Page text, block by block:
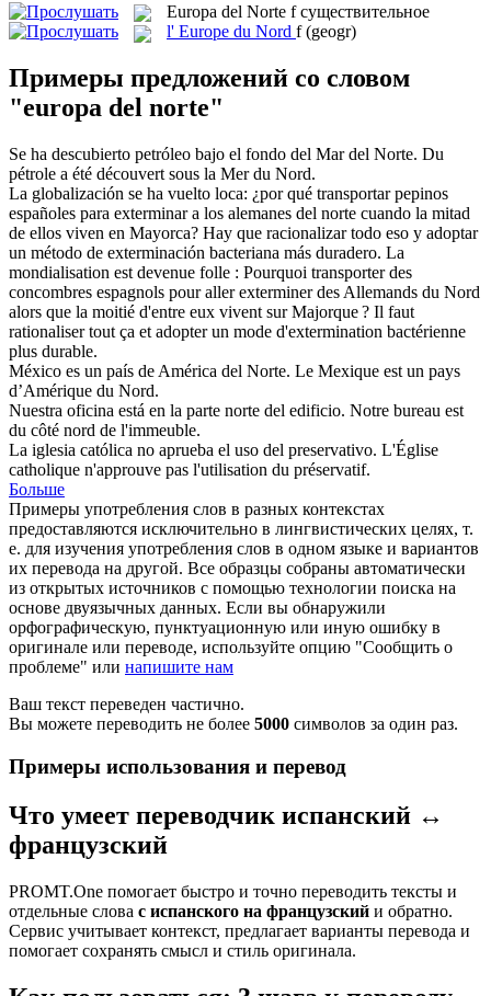
Europa del Norte f существительное
l' Europe du Nord f (geogr)
Примеры предложений со словом
"europa del norte"
Se ha descubierto petróleo bajo el fondo del Mardel Norte. Du
pétrole a été découvert sous la Merdu Nord.
La globalización se ha vuelto loca: ¿por qué transportar pepinos
españoles para exterminar a los alemanes del norte cuando la mitad
de ellos viven en Mayorca? Hay que racionalizar todo eso y adoptar
un método de exterminación bacteriana más duradero. La
mondialisation est devenue folle : Pourquoi transporterdes
concombres espagnols pour aller exterminer des Allemands du Nord
alors que la moitié d'entre eux vivent sur Majorque ? Il faut
rationaliser tout ça et adopter un mode d'extermination bactérienne
plus durable.
México es un país de América del Norte. Le Mexique est un pays
d’Amérique du Nord.
Nuestra oficina está en la parte norte del edificio. Notre bureau est
du côté nord de l'immeuble.
La iglesia católica no aprueba el uso del preservativo. L'Église
catholique n'approuve pas l'utilisation du préservatif.
Больше
Примеры употребления слов в разных контекстах
предоставляются исключительно в лингвистических целях, т.
е. для изучения употребления слов в одном языке и вариантов
их перевода на другой. Все образцы собраны автоматически
из открытых источников с помощью технологии поиска на
основе двуязычных данных. Если вы обнаружили
орфографическую, пунктуационную или иную ошибку в
оригинале или переводе, используйте опцию "Сообщить о
проблеме" или напишите нам
Ваш текст переведен частично.
Вы можете переводить не более 5000 символов за один раз.
Примеры использования и перевод
Что умеет переводчик испанский ↔
французский
PROMT.One помогает быстро и точно переводить тексты и
отдельные слова с испанского на французский и обратно.
Сервис учитывает контекст, предлагает варианты перевода и
помогает сохранять смысл и стиль оригинала.